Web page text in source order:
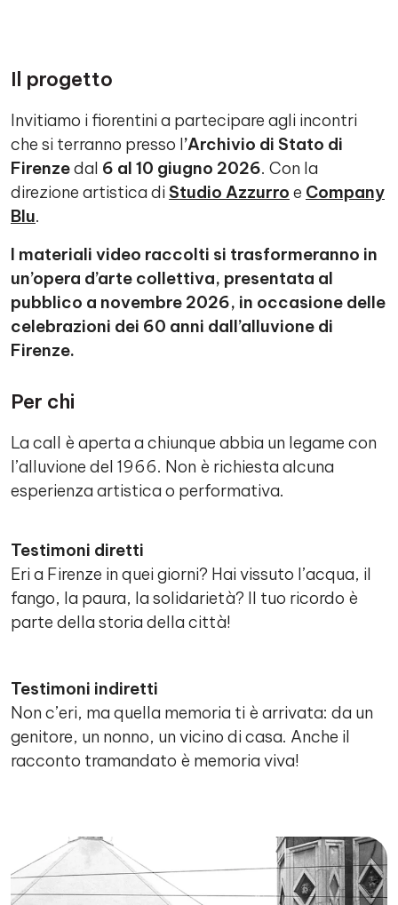
Il progetto
Invitiamo i fiorentini a partecipare agli incontri
che si terranno presso l’Archivio di Stato di
Firenzedal 6 al 10 giugno 2026. Con la
direzione artistica di Studio Azzurro e Company
Blu.
I materiali video raccolti si trasformeranno in
un’opera d’arte collettiva, presentata al
pubblico a novembre 2026, in occasione delle
celebrazioni dei 60 anni dall’alluvione di
Firenze.
Per chi
La call è aperta a chiunque abbia un legame con
l’alluvione del 1966. Non è richiesta alcuna
esperienza artistica o performativa.
Testimoni diretti
Eri a Firenze in quei giorni? Hai vissuto l’acqua, il
fango, la paura, la solidarietà? Il tuo ricordo è
parte della storia della città!
Testimoni indiretti
Non c’eri, ma quella memoria ti è arrivata: da un
genitore, un nonno, un vicino di casa. Anche il
racconto tramandato è memoria viva!